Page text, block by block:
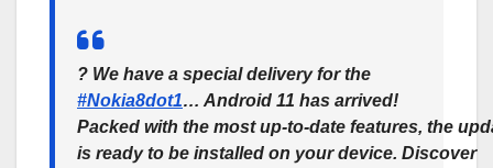
? We have a special delivery for the
#Nokia8dot1… Android 11 has arrived!
Packed with the most up-to-date features, the
is ready to be installed on your device. Discover